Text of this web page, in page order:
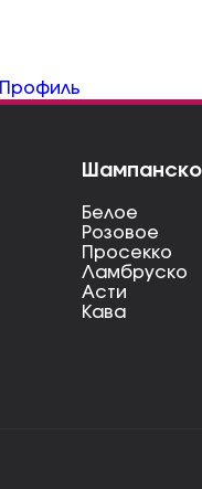
Профиль
Белое
Розовое
Просекко
Ламбруско
Асти
Кава